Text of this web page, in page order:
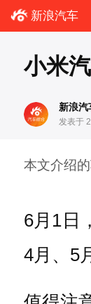
新浪汽车
小米
新浪汽
发表于
本文介绍
6月1日，
4月、5